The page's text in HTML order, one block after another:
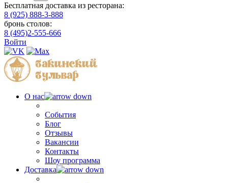
Бесплатная доставка из ресторана:
8 (925) 888-3-888
бронь столов:
8 (495)2-555-666
Войти
О нас
События
Блог
Отзывы
Вакансии
Контакты
Шоу программа
Доставка